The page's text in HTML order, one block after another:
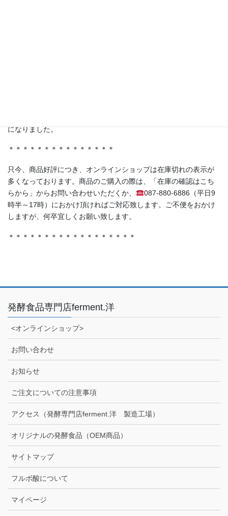
になりました。
＊＊＊＊＊＊＊＊＊＊＊＊＊＊＊
只今、商品好評につき、オンラインショップは在庫切れの表示が
多くなっております。商品のご購入の際は、「在庫の確認はこち
らから」からお問い合わせいただくか、
087-880-6886（平日9
時半～17時）におかけ頂ければご対応致します。ご不便をおかけ
しますが、何卒宜しくお願い致します。
＊＊＊＊＊＊＊＊＊＊＊＊＊＊＊＊＊＊
発酵食品専門店ferment.洋
<オンラインショップ>
お問い合わせ
お知らせ
ご注文についての注意事項
アクセス（発酵専門店ferment.洋 製造工場）
オリジナルの発酵食品（OEM商品）
サイトマップ
フルボ酸について
マイページ